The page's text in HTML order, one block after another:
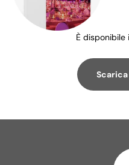
È disponibile